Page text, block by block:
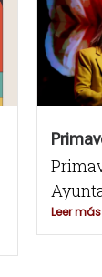
Leer más